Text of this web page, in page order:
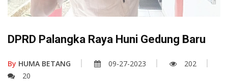
DPRD Palangka Raya Huni Gedung Baru
By HUMA BETANG 09-27-2023
202
20